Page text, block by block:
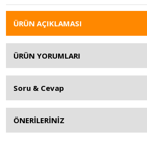
ÜRÜN AÇIKLAMASI
ÜRÜN YORUMLARI
Soru & Cevap
ÖNERİLERİNİZ